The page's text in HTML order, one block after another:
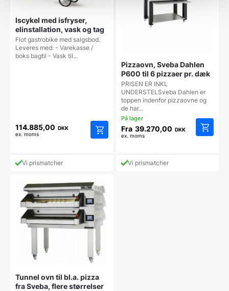
Iscykel med isfryser,
elinstallation, vask og tag
Flot gastrobike med salgsbod.
Leveres med: - Varekasse /
boks bagtil - Vask til…
114.885,00 DKK
ex. moms
vare
varianter.
Mulighederne
kan
vælges
på
varesiden
Vi prismatcher
Pizzaovn, Sveba Dahlen
P600 til 6 pizzaer pr. dæk
PRISEN ER INKL
UNDERSTELSveba Dahlen er
toppen indenfor pizzaovne og
de har…
Fra 39.270,00 DKK
ex. moms
Vi prismatcher
Tunnel ovn til bl.a. pizza
fra Sveba, flere størrelser